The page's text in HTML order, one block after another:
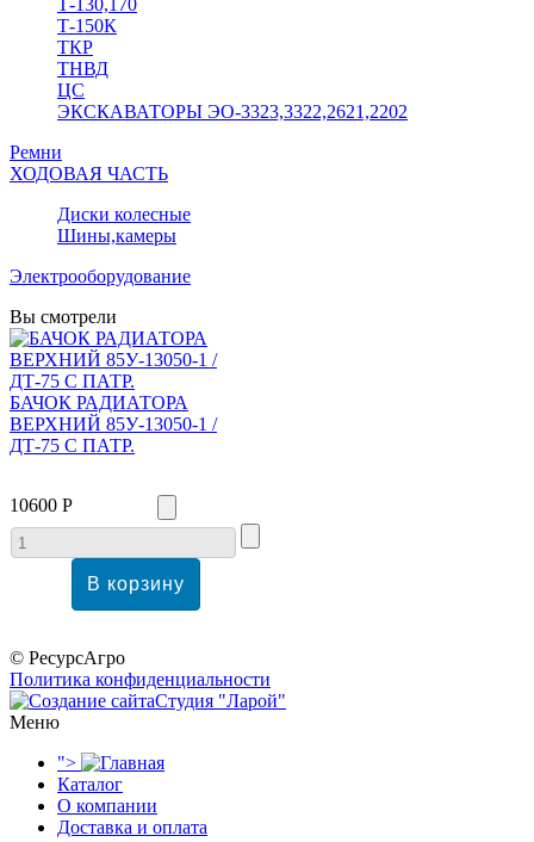
Т-130,170
Т-150К
ТКР
ТНВД
ЦС
ЭКСКАВАТОРЫ ЭО-3323,3322,2621,2202
Ремни
ХОДОВАЯ ЧАСТЬ
Диски колесные
Шины,камеры
Электрооборудование
Вы смотрели
БАЧОК РАДИАТОРА
ВЕРХНИЙ 85У-13050-1 /
ДТ-75 С ПАТР.
10600 Р
© РесурсАгро
Политика конфиденциальности
Студия "Ларой"
Меню
">
Каталог
О компании
Доставка и оплата